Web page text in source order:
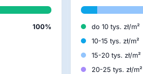
100% do 10 tys. zł/m²
10-15 tys. zł/m²
15-20 tys. zł/m²
20-25 tys. zł/m²